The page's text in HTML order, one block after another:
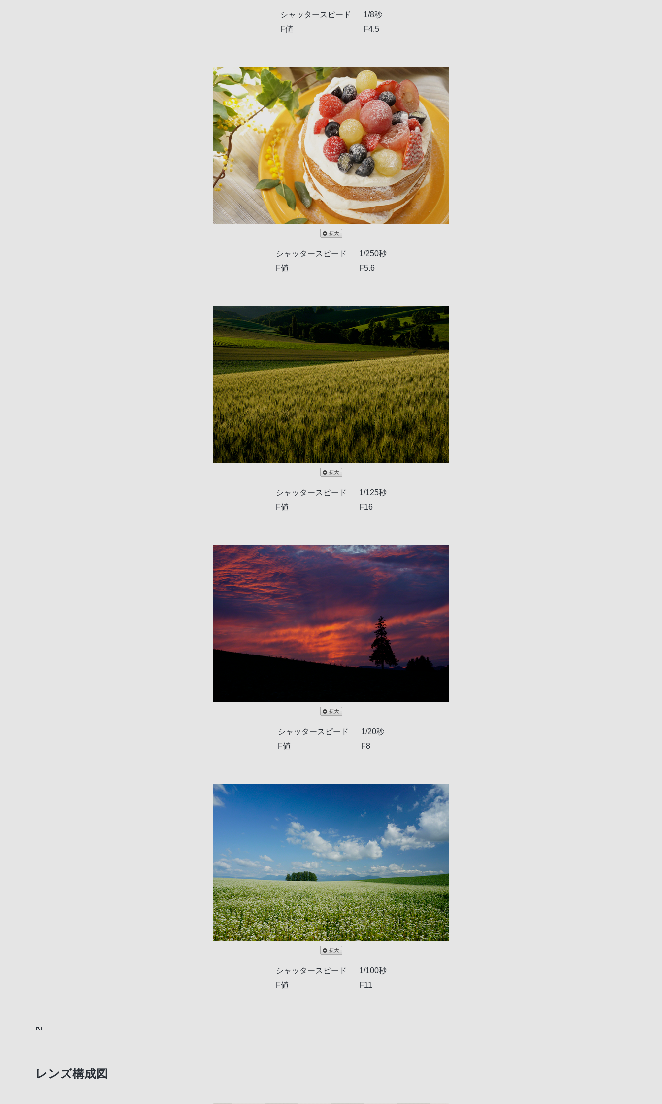
シャッタースピード
1/8秒
F値
F4.5
シャッタースピード
1/250秒
F値
F5.6
シャッタースピード
1/125秒
F値
F16
シャッタースピード
1/20秒
F値
F8
シャッタースピード
1/100秒
F値
F11

レンズ構成図